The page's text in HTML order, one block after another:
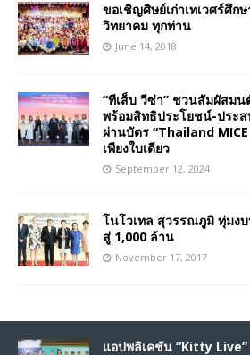
ขอเชิญศิษย์เก่าเทเวศร์ศึกษ
วิทยาคม ทุกท่าน
June 14, 2018
“ทีเส็บ วีซ่า” ชวนสัมผัสม
พร้อมสิทธิประโยชน์-ประ
ผ่านบัตร “Thailand
เพียงใบเดียว
September 12, 2024
โนโวเทล สุวรรณภูมิ ทุ่มง
สู่ 1,000 ล้าน
November 17, 2017
แอปพลิเคชัน “Kitty Live”